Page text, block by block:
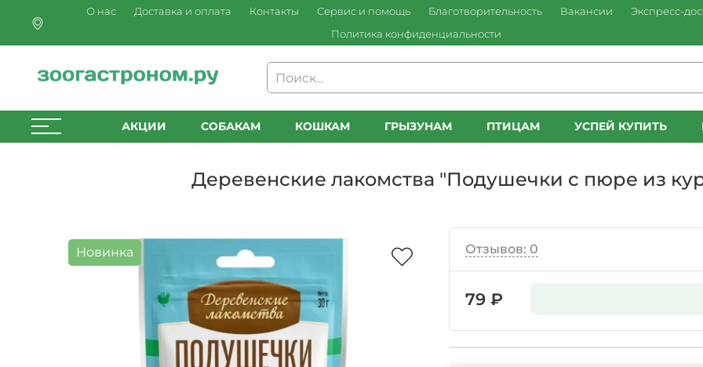
О нас Доставка и оплата Контакты Сервис и помощь Благотворительность Вакансии
Экспресс-
Политика конфиденциальности
АКЦИИ СОБАКАМ КОШКАМ ГРЫЗУНАМ ПТИЦАМ УСПЕЙ КУПИТЬ
Деревенские лакомства "Подушечки с пюре из
Новинка Отзывов: 0
79 ₽